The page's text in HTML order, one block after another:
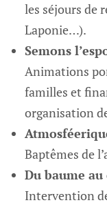
les séjours de
Laponie…).
Semons
Animations
familles et
organisation
Baptêmes de
Du baume
Intervention